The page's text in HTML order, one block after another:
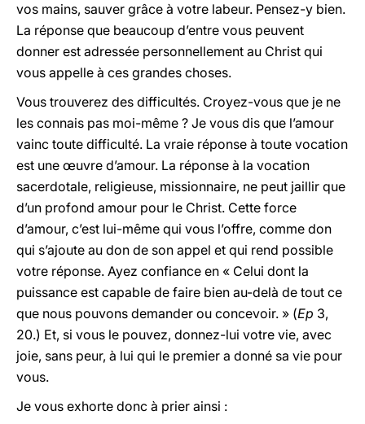
vos mains, sauver grâce à votre labeur. Pensez-y bien.
La réponse que beaucoup d’entre vous peuvent
donner est adressée personnellement au Christ qui
vous appelle à ces grandes choses.
Vous trouverez des difficultés. Croyez-vous que je ne
les connais pas moi-même ? Je vous dis que l’amour
vainc toute difficulté. La vraie réponse à toute vocation
est une œuvre d’amour. La réponse à la vocation
sacerdotale, religieuse, missionnaire, ne peut jaillir que
d’un profond amour pour le Christ. Cette force
d’amour, c’est lui-même qui vous l’offre, comme don
qui s’ajoute au don de son appel et qui rend possible
votre réponse. Ayez confiance en « Celui dont la
puissance est capable de faire bien au-delà de tout ce
que nous pouvons demander ou concevoir. » (Ep 3,
20.) Et, si vous le pouvez, donnez-lui votre vie, avec
joie, sans peur, à lui qui le premier a donné sa vie pour
vous.
Je vous exhorte donc à prier ainsi :